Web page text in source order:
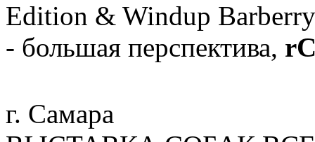
Edition & Windup
- большая перспектива,
г. Самара